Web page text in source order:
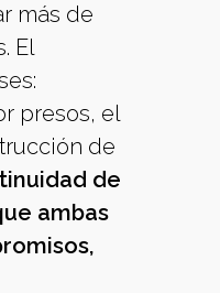
más de
El
presos, el
de
de
ambas